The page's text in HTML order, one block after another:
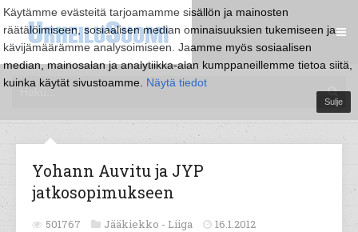
Käytämme evästeitä tarjoamamme sisällön ja mainosten
räätälöimiseen, sosiaalisen median ominaisuuksien tukemiseen ja
kävijämäärämme analysoimiseen. Jaamme myös sosiaalisen
median, mainosalan ja analytiikka-alan kumppaneillemme tietoa siitä,
kuinka käytät sivustoamme. Näytä tiedot
Sulje
Yohann Auvitu ja JYP
jatkosopimukseen
501767 Jääkiekko - Liiga 16.1.2012